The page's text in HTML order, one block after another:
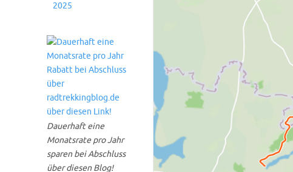
2025
Dauerhaft eine
Monatsrate pro Jahr
sparen bei Abschluss
über diesen Blog!